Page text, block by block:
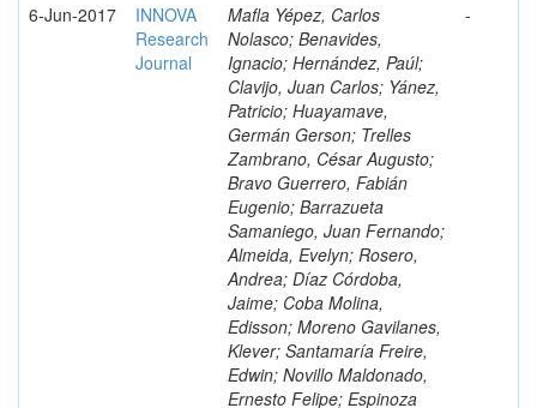
6-Jun-2017
INNOVA
Research
Journal
Mafla Yépez, Carlos
Nolasco; Benavides,
Ignacio; Hernández, Paúl;
Clavijo, Juan Carlos; Yánez,
Patricio; Huayamave,
Germán Gerson; Trelles
Zambrano, César Augusto;
Bravo Guerrero, Fabián
Eugenio; Barrazueta
Samaniego, Juan Fernando;
Almeida, Evelyn; Rosero,
Andrea; Díaz Córdoba,
Jaime; Coba Molina,
Edisson; Moreno Gavilanes,
Klever; Santamaría Freire,
Edwin; Novillo Maldonado,
Ernesto Felipe; Espinoza
-